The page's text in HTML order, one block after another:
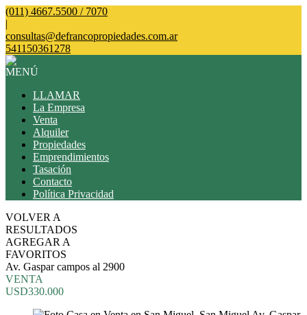
(011) 4667.5500 / 7070
|
consultas@defrancopropiedades.com.ar
541150361278
MENÚ
LLAMAR
La Empresa
Venta
Alquiler
Propiedades
Emprendimientos
Tasación
Contacto
Política Privacidad
VOLVER A
RESULTADOS
AGREGAR A
FAVORITOS
Av. Gaspar campos al 2900
VENTA
USD330.000